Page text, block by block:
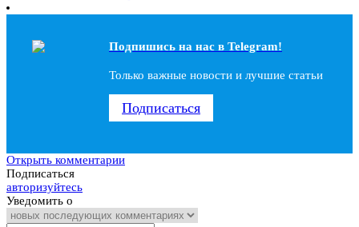
Подпишись на наc в Telegram!
Только важные новости и лучшие статьи
Подписаться
Открыть комментарии
Подписаться
авторизуйтесь
Уведомить о